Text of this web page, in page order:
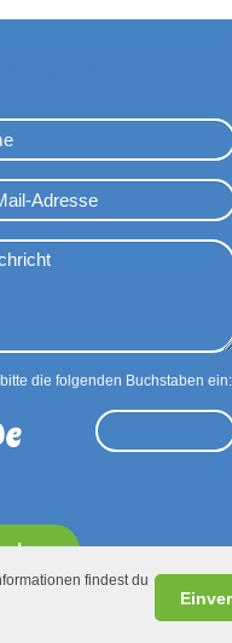
findest du
die folgenden Buchstaben ein: